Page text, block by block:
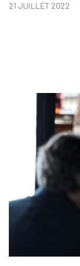
21 JUILLET 2022